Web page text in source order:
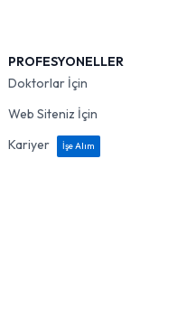
PROFESYONELLER
Doktorlar İçin
Web Siteniz İçin
Kariyer
İşe Alım